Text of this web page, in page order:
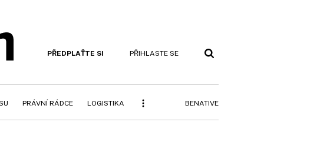
PŘEDPLAŤTE SI PŘIHLASTE SE
PRÁVNÍ RÁDCE LOGISTIKA BENATIVE